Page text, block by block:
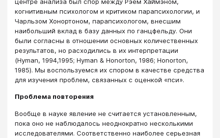
когнитивным психологом и критиком парапсихологии, и
Чарльзом Хонортоном, парапсихологом, внесшим
наибольший вклад в базу данных по ганцфельду. Они
были согласны в отношении основных количественных
результатов, но расходились в их интерпретации
(Hyman, 1994,1995; Hyman & Honorton, 1986; Ноnorton,
1985). Мы воспользуемся их спором в качестве средства
для изучения проблем, связанных с оценкой «пси».
Проблема повторения
Вообще в науке явление не считается установленным,
пока оно не наблюдалось неоднократно несколькими
исследователями. Соответственно наиболее серьезная